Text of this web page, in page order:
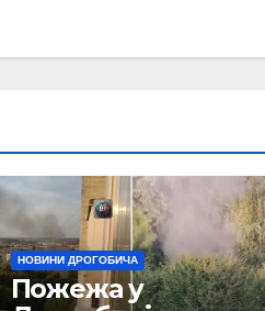
НОВИНИ ДРОГОБИЧА
Пожежа у